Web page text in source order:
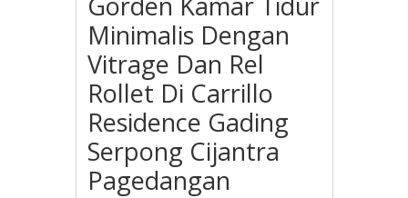
Minimalis Dengan
Vitrage Dan Rel
Rollet Di Carrillo
Residence Gading
Serpong Cijantra
Pagedangan